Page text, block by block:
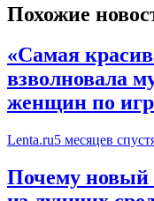
Похожие
«Самая
взволновала
женщин по
Lenta.ru5 месяцев
Почему новый